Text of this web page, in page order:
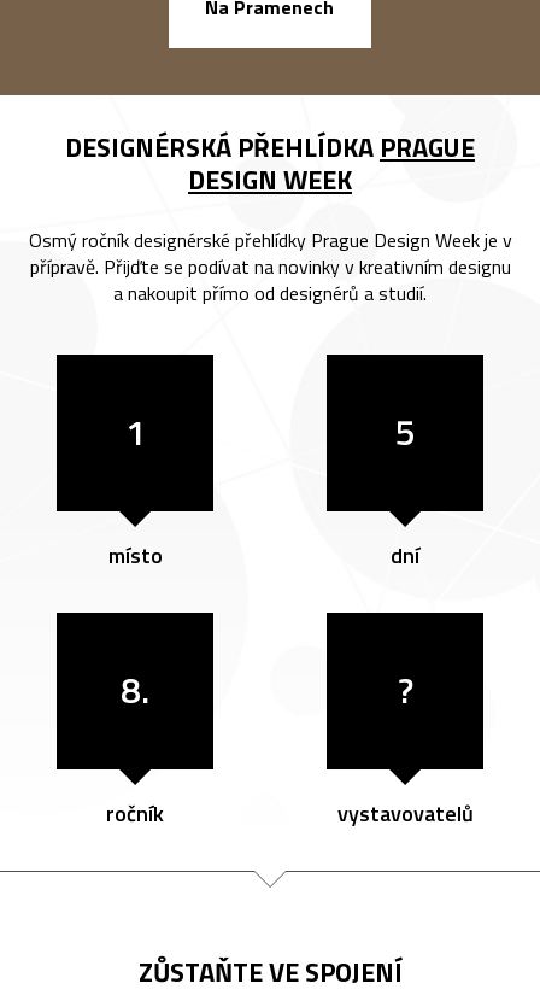
Na Pramenech
DESIGNÉRSKÁ PŘEHLÍDKA PRAGUE
DESIGN WEEK
Osmý ročník designérské přehlídky Prague Design Week je v
přípravě. Přijďte se podívat na novinky v kreativním designu
a nakoupit přímo od designérů a studií.
1
místo
5
dní
8.
ročník
?
vystavovatelů
ZŮSTAŇTE VE SPOJENÍ